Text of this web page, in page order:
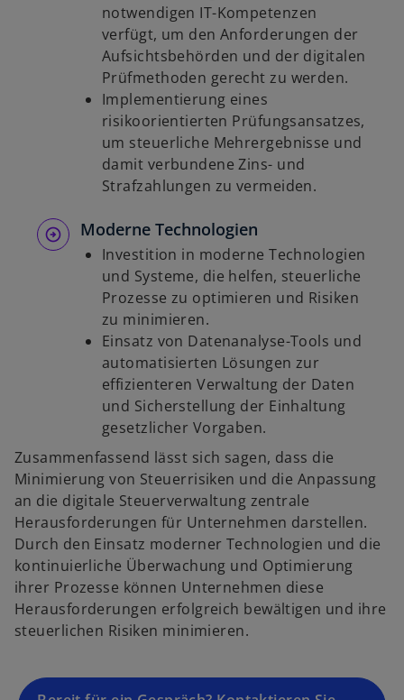
notwendigen IT-Kompetenzen
verfügt, um den Anforderungen der
Aufsichtsbehörden und der digitalen
Prüfmethoden gerecht zu werden.
Implementierung eines
risikoorientierten Prüfungsansatzes,
um steuerliche Mehrergebnisse und
damit verbundene Zins- und
Strafzahlungen zu vermeiden.
Moderne Technologien
Investition in moderne Technologien
und Systeme, die helfen, steuerliche
Prozesse zu optimieren und Risiken
zu minimieren.
Einsatz von Datenanalyse-Tools und
automatisierten Lösungen zur
effizienteren Verwaltung der Daten
und Sicherstellung der Einhaltung
gesetzlicher Vorgaben.
Zusammenfassend lässt sich sagen, dass die
Minimierung von Steuerrisiken und die Anpassung
an die digitale Steuerverwaltung zentrale
Herausforderungen für Unternehmen darstellen.
Durch den Einsatz moderner Technologien und die
kontinuierliche Überwachung und Optimierung
ihrer Prozesse können Unternehmen diese
Herausforderungen erfolgreich bewältigen und ihre
steuerlichen Risiken minimieren.